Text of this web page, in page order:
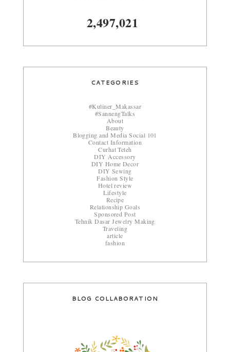
2,497,021
CATEGORIES
#Kuliner_Makassar
#SannengTalks
About
Beauty
Blogging and Media Social 101
Contact Information
Curhat Teteh
DIY Accessory
DIY Home Decor
DIY Sewing
Fashion Style
Hotel review
Lifestyle
Recipe
Relationship Goals
Sponsored Post
Tehnik Dasar Jewelry Making
Traveling
article
fashion
BLOG COLLABORATION